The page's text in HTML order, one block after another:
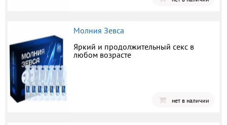
Молния Зевса
Яркий и продолжительный секс в
любом возрасте
нет в наличии